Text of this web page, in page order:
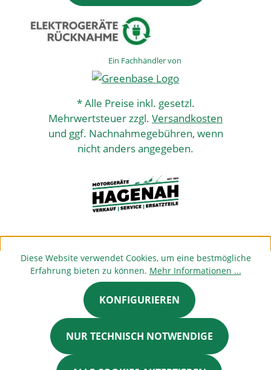
Ein Fachhändler von
* Alle Preise inkl. gesetzl.
Mehrwertsteuer zzgl. Versandkosten
und ggf. Nachnahmegebühren, wenn
nicht anders angegeben.
Diese Website verwendet Cookies, um eine bestmögliche
Erfahrung bieten zu können. Mehr Informationen ...
NUR TECHNISCH NOTWENDIGE
KONFIGURIEREN